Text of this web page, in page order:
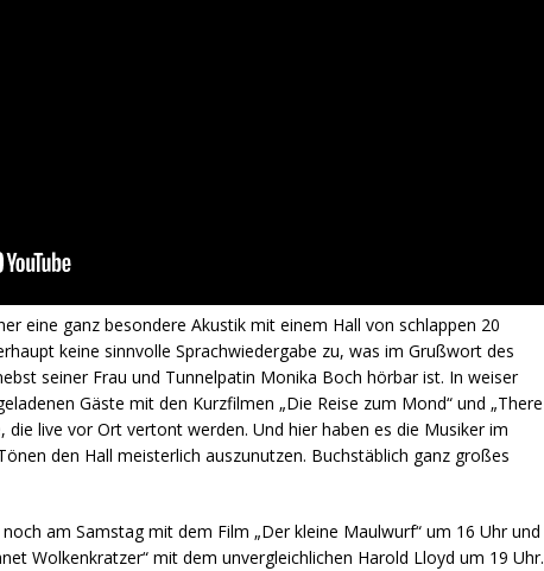
eine ganz besondere Akustik mit einem Hall von schlappen 20
keine sinnvolle Sprachwiedergabe zu, was im Grußwort des
seiner Frau und Tunnelpatin Monika Boch hörbar ist. In weiser
Gäste mit den Kurzfilmen „Die Reise zum Mond“ und „There
die live vor Ort vertont werden. Und hier haben es die Musiker im
den Hall meisterlich auszunutzen. Buchstäblich ganz großes
am Samstag mit dem Film „Der kleine Maulwurf“ um 16 Uhr und
Wolkenkratzer“ mit dem unvergleichlichen Harold Lloyd um 19 Uhr.